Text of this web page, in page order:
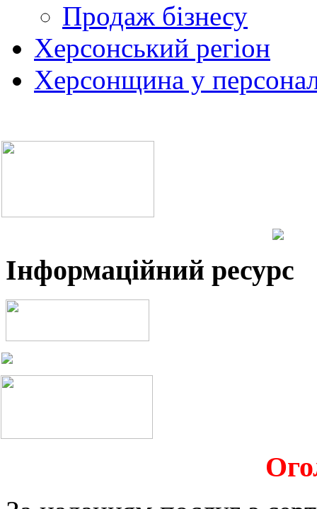
Продаж бізнесу
Херсонський регіон
Херсонщина у
Інформаційний ресурс